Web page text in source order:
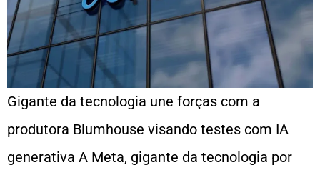
Gigante da tecnologia une forças com a
produtora Blumhouse visando testes com IA
generativa A Meta, gigante da tecnologia por